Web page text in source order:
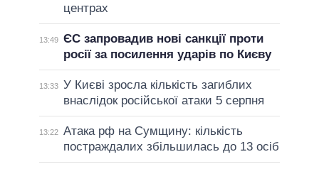
центрах
13:49 ЄС запровадив нові санкції проти
росії за посилення ударів по Києву
13:33 У Києві зросла кількість загиблих
внаслідок російської атаки 5 серпня
13:22 Атака рф на Сумщину: кількість
постраждалих збільшилась до 13 осіб